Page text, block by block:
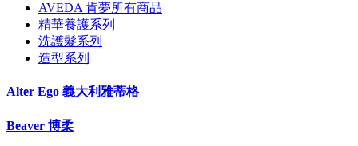
AVEDA 肯夢所有商品
精華養護系列
洗護髮系列
造型系列
Alter Ego 義大利雅蒂格
Beaver 博柔